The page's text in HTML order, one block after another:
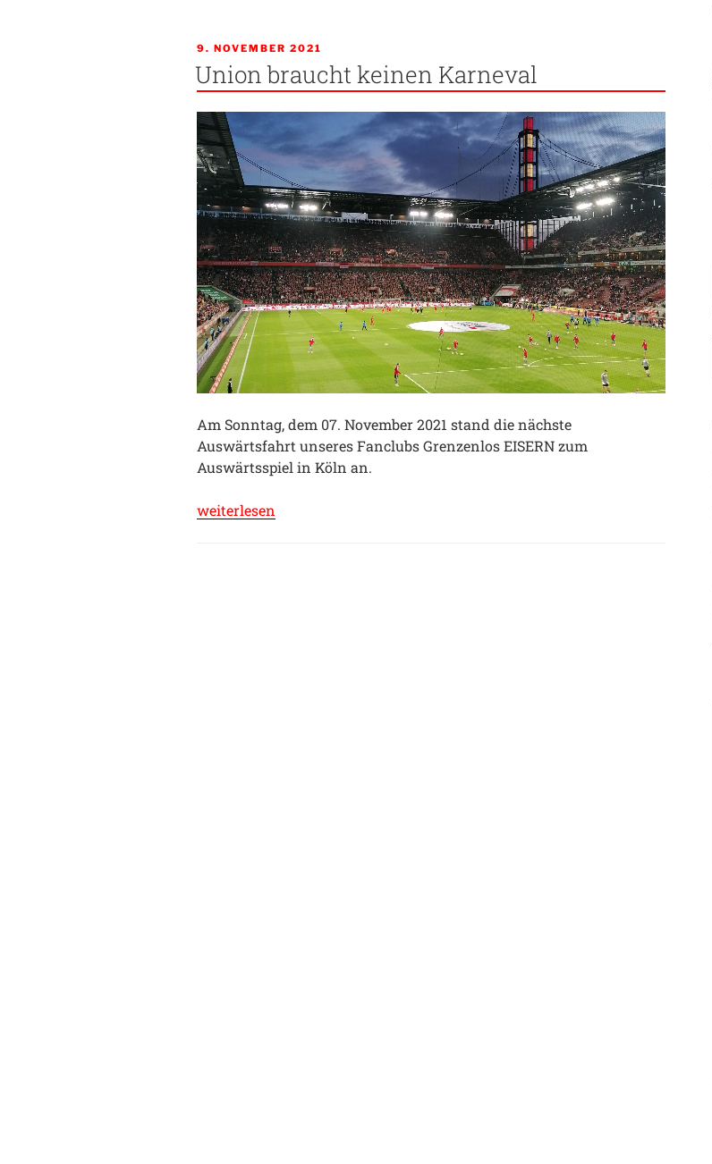
schlägt
zurück“
VERÖFFENTLICHT
9. NOVEMBER 2021
Union braucht keinen Karneval
Am Sonntag, dem 07. November 2021 stand die nächste
Auswärtsfahrt unseres Fanclubs Grenzenlos EISERN zum
Auswärtsspiel in Köln an.
„Union
weiterlesen